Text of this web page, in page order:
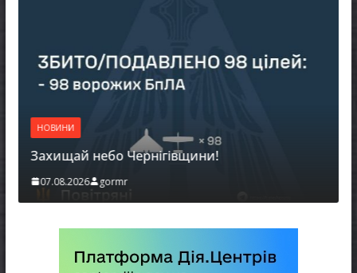
НОВИНИ
Захищай небо Чернігівщини!
07.08.2026 gormr